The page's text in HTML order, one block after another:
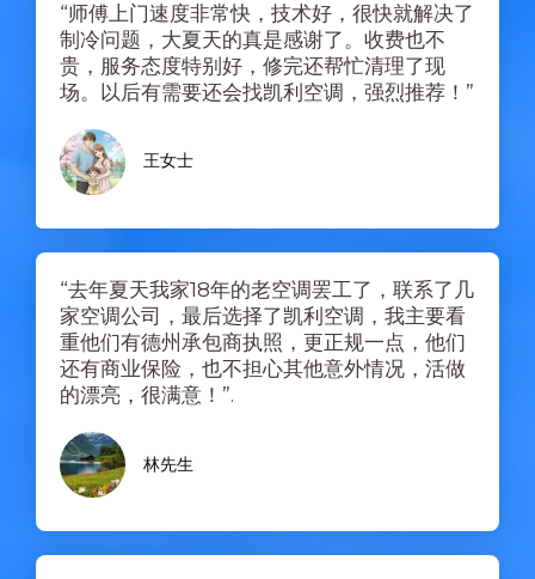
“师傅上门速度非常快，技术好，很快就解决了
制冷问题，大夏天的真是感谢了。收费也不
贵，服务态度特别好，修完还帮忙清理了现
场。以后有需要还会找凯利空调，强烈推荐！”
王女士
“去年夏天我家18年的老空调罢工了，联系了几
家空调公司，最后选择了凯利空调，我主要看
重他们有德州承包商执照，更正规一点，他们
还有商业保险，也不担心其他意外情况，活做
的漂亮，很满意！”.
林先生